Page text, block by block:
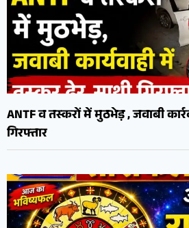
ANTF व तस्करों में मुठभेड़ , जवाबी
गिरफ्तार